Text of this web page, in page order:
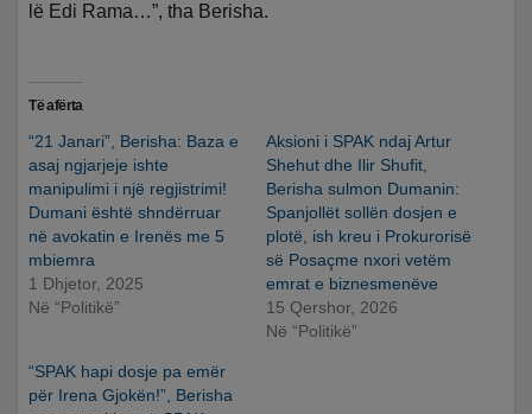
lë Edi Rama…”, tha Berisha.
Të afërta
“21 Janari”, Berisha: Baza e
asaj ngjarjeje ishte
manipulimi i një regjistrimi!
Dumani është shndërruar
në avokatin e Irenës me 5
mbiemra
1 Dhjetor, 2025
Në “Politikë”
Aksioni i SPAK ndaj Artur
Shehut dhe Ilir Shufit,
Berisha sulmon Dumanin:
Spanjollët sollën dosjen e
plotë, ish kreu i Prokurorisë
së Posaçme nxori vetëm
emrat e biznesmenëve
15 Qershor, 2026
Në “Politikë”
“SPAK hapi dosje pa emër
për Irena Gjokën!”, Berisha